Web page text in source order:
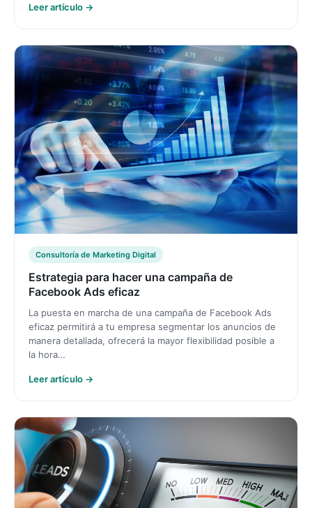
Leer artículo →
Consultoría de Marketing Digital
Estrategia para hacer una campaña de
Facebook Ads eficaz
La puesta en marcha de una campaña de Facebook Ads
eficaz permitirá a tu empresa segmentar los anuncios de
manera detallada, ofrecerá la mayor flexibilidad posible a
la hora…
Leer artículo →